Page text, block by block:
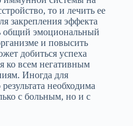
то и лечить ее
закрепления эффекта
общий эмоциональный
и повысить
добиться успеха
ко всем негативным
Иногда для
необходима
с больным, но и с